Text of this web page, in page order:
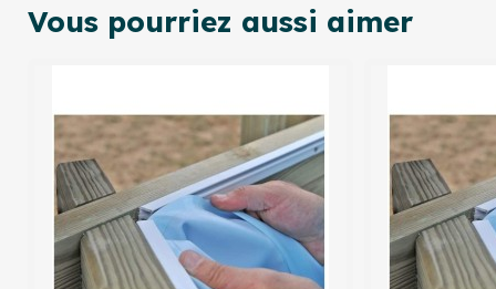
Vous pourriez aussi aimer